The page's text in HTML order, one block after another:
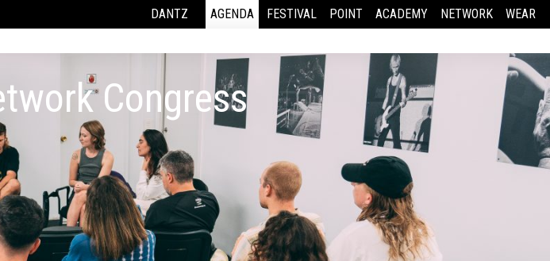
DANTZ AGENDA FESTIVAL POINT ACADEMY NETWORK
WEAR
Congress